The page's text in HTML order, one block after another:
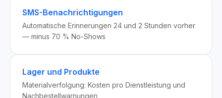
SMS-Benachrichtigungen
Automatische Erinnerungen 24 und 2 Stunden vorher
— minus 70 % No-Shows
Lager und Produkte
Materialverfolgung: Kosten pro Dienstleistung und
Nachbestellwarnungen